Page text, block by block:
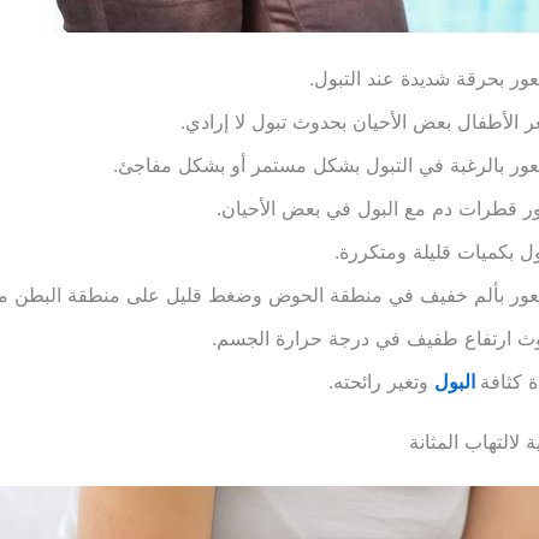
بحرقة شديدة عند التبول.
الأطفال بعض الأحيان بحدوث تبول لا إرادي.
بالرغبة في التبول بشكل مستمر أو بشكل مفاجئ.
قطرات دم مع البول في بعض الأحيان.
بكميات قليلة ومتكررة.
بألم خفيف في منطقة الحوض وضغط قليل على منطقة البطن
ارتفاع طفيف في درجة حرارة الجسم.
كثافة البول وتغير رائحته.
لالتهاب المثانة